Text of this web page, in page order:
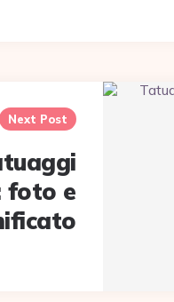
Next Post
foto e